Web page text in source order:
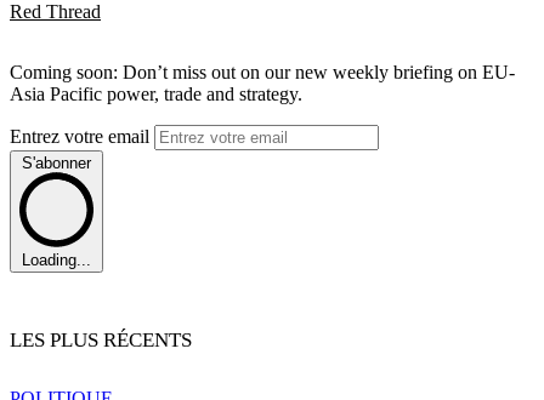
Red Thread
Coming soon: Don’t miss out on our new weekly briefing on EU-
Asia Pacific power, trade and strategy.
Entrez votre email
S'abonner
Loading...
LES PLUS RÉCENTS